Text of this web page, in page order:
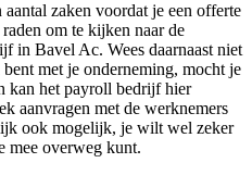
aantal zaken voordat je een offerte
om te kijken naar de
in Bavel Ac. Wees daarnaast niet
met je onderneming, mocht je
kan het payroll bedrijf hier
aanvragen met de werknemers
ook mogelijk, je wilt wel zeker
mee overweg kunt.